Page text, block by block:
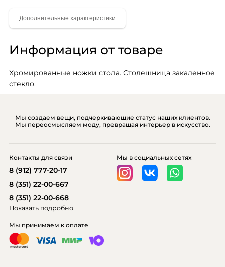
Информация от товаре
Хромированные ножки стола. Столешница закаленное
стекло.
Мы создаем вещи, подчеркивающие статус наших клиентов.
Мы переосмысляем моду, превращая интерьер в искусство.
Мы принимаем к оплате
Мы в социальных сетях
Контакты для связи
8 (912) 777-20-17
8 (351) 22-00-667
8 (351) 22-00-668
Показать подробно